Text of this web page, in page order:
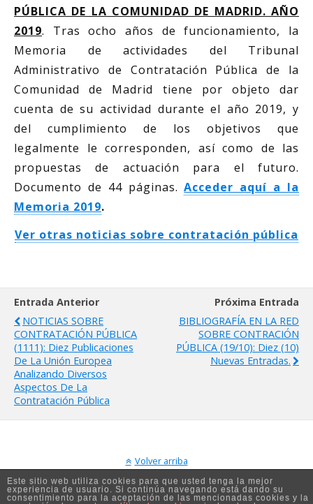
PÚBLICA DE LA COMUNIDAD DE MADRID. AÑO
2019. Tras ocho años de funcionamiento, la
Memoria de actividades del Tribunal
Administrativo de Contratación Pública de la
Comunidad de Madrid tiene por objeto dar
cuenta de su actividad durante el año 2019, y
del cumplimiento de los objetivos que
legalmente le corresponden, así como de las
propuestas de actuación para el futuro.
Documento de 44 páginas.Acceder aquí a la
Memoria 2019.
Ver otras noticias sobre contratación pública
Entrada Anterior
NOTICIAS SOBRE
CONTRATACIÓN PÚBLICA
(1111): Diez Publicaciones
De La Unión Europea
Analizando Diversos
Aspectos De La
Contratación Pública
Próxima Entrada
BIBLIOGRAFÍA EN LA RED
SOBRE CONTRACIÓN
PÚBLICA (19/10): Diez (10)
Nuevas Entradas.
Volver arriba
Móvil Escritorio
Este sitio web utiliza cookies para que usted tenga la mejor
experiencia de usuario. Si continúa navegando está dando su
consentimiento para la aceptación de las mencionadas cookies y la